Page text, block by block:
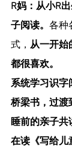
R妈：从小R
子阅读。 各种
式， 从一开始
都很喜欢。
系统学习识字
桥梁书，过渡
睡前的亲子共
在读《写给儿